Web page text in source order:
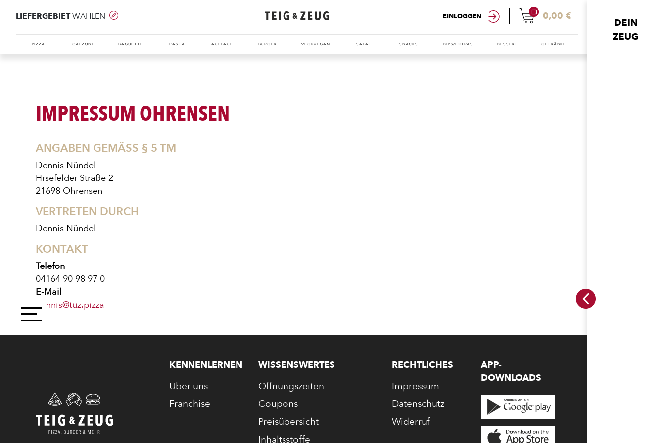
LIEFERGEBIETWÄHLEN EINLOGGEN
0 0,00 €
DEIN
ZEUG
PIZZA CALZONE BAGUETTE PASTA AUFLAUF BURGER VEGI/VEGAN SALAT SNACKS DIPS/EXTRAS DESSERT GETRÄNKE
CALZONE
BAGUETTE
IMPRESSUM OHRENSEN
ANGABEN GEMÄSS § 5 TM
Dennis Nündel
Hrsefelder Straße 2
21698 Ohrensen
VERTRETEN DURCH
Dennis Nündel
KONTAKT
Telefon
04164 90 98 97 0
E-Mail
dennis@tuz.pizza
KENNENLERNEN
Über uns
Franchise
WISSENSWERTES
Öffnungszeiten
Coupons
Preisübersicht
Inhaltsstoffe
RECHTLICHES
Impressum
Datenschutz
Widerruf
APP-
DOWNLOADS